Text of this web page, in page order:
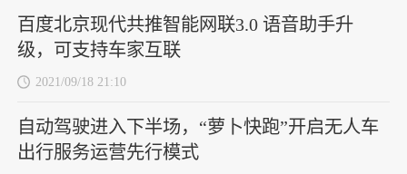
百度北京现代共推智能网联3.0 语音助手升
级，可支持车家互联
2021/09/18 21:10
自动驾驶进入下半场，“萝卜快跑”开启无人车
出行服务运营先行模式